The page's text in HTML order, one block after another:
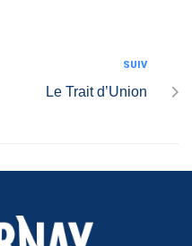
SUIV
Le Trait d’Union